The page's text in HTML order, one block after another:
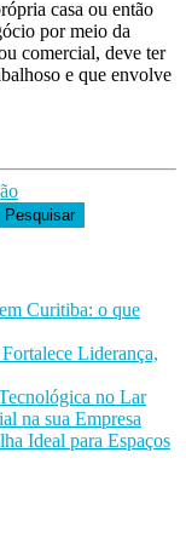
casa ou então
por meio da
comercial, deve ter
e que envolve
Curitiba: o que
Liderança,
no Lar
na sua Empresa
Ideal para Espaços